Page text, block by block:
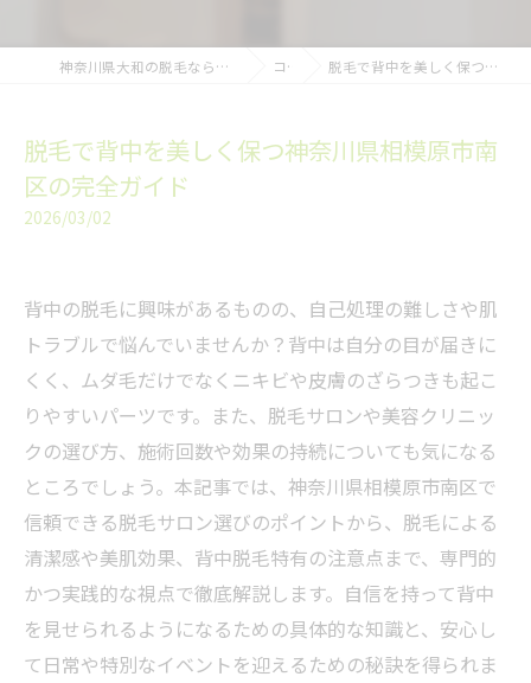
神奈川県大和の脱毛ならメンズ脱毛サロンRASHINDO大和店 コラム 脱毛で背中を美しく保つ神奈川県相模原市南区の完全ガイド
脱毛で背中を美しく保つ神奈川県相模原市南
区の完全ガイド
2026/03/02
背中の脱毛に興味があるものの、自己処理の難しさや肌
トラブルで悩んでいませんか？背中は自分の目が届きに
くく、ムダ毛だけでなくニキビや皮膚のざらつきも起こ
りやすいパーツです。また、脱毛サロンや美容クリニッ
クの選び方、施術回数や効果の持続についても気になる
ところでしょう。本記事では、神奈川県相模原市南区で
信頼できる脱毛サロン選びのポイントから、脱毛による
清潔感や美肌効果、背中脱毛特有の注意点まで、専門的
かつ実践的な視点で徹底解説します。自信を持って背中
を見せられるようになるための具体的な知識と、安心し
て日常や特別なイベントを迎えるための秘訣を得られま